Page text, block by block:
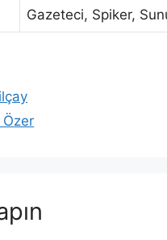
Gazeteci, Spiker,